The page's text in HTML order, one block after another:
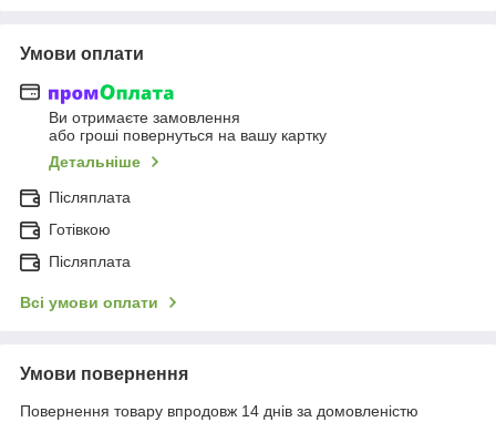
Умови оплати
Ви отримаєте замовлення
або гроші повернуться на вашу картку
Детальніше
Післяплата
Готівкою
Післяплата
Всі умови оплати
Умови повернення
Повернення товару впродовж 14 днів за домовленістю